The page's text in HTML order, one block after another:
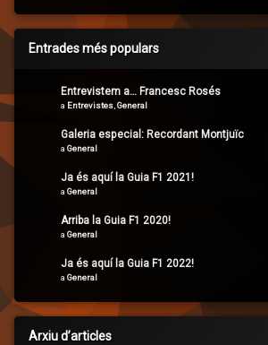
Entrades més populars
Entrevistem a… Francesc Rosés
a Entrevistes General
Galeria especial: Recordant Montjuïc
a General
Ja és aquí la Guia F1 2021!
a General
Arriba la Guia F1 2020!
a General
Ja és aquí la Guia F1 2022!
a General
Arxiu d’articles